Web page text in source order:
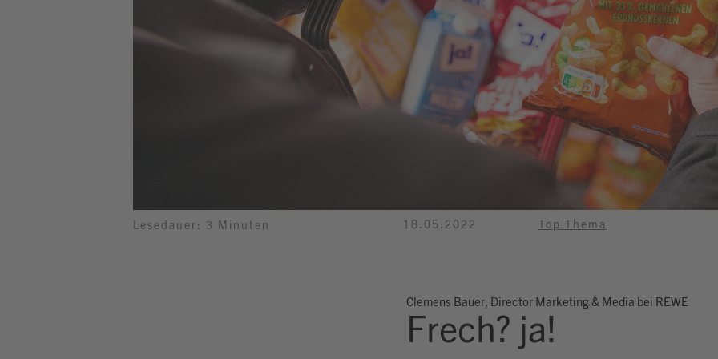
Lesedauer: 3 Minuten 18.05.2022 Top Thema
Clemens Bauer, Director Marketing & Media bei REWE
Frech? ja!